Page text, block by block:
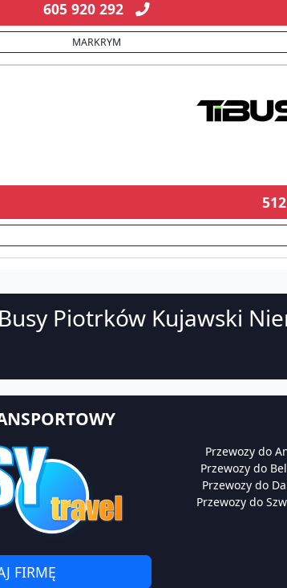
605 920 292
MARKRYM
Busy Piotrków Kujawski
FIRMĘ
Przewozy do
Przewozy do
Przewozy do
Przewozy do